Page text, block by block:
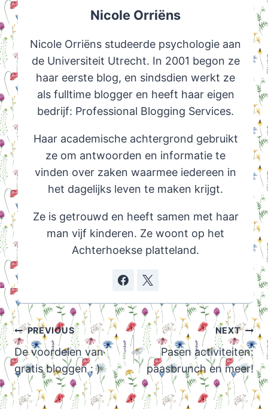
Nicole Orriëns
Nicole Orriëns studeerde psychologie aan
de Universiteit Utrecht. In 2001 begon ze
haar eerste blog, en sindsdien werkt ze
als fulltime blogger en heeft haar eigen
bedrijf: Professional Blogging Services.
Haar academische achtergrond gebruikt
ze om antwoorden en informatie te
vinden over zaken waarmee iedereen in
het dagelijks leven te maken krijgt.
Ze is getrouwd en heeft samen met haar
man vijf kinderen. Ze woont op het
Achterhoekse platteland.
Post
navigation
PREVIOUS
De voordelen van
gratis bloggen : )
NEXT
Pasen activiteiten:
paasbrunch en meer!